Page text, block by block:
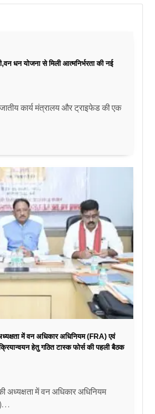
धन योजना से मिली आत्मनिर्भरता की नई
कार्य मंत्रालय और ट्राइफेड की एक
में वन अधिकार अधिनियम (FRA) एवं
हेतु गठित टास्क फोर्स की पहली बैठक
अध्यक्षता में वन अधिकार अधिनियम